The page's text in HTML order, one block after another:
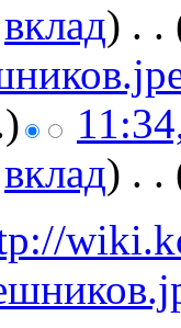
вклад) . .
вклад) . .